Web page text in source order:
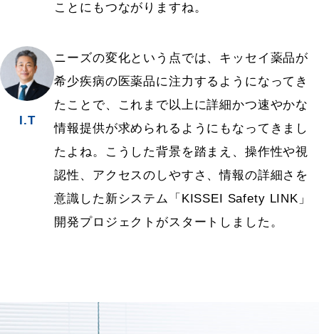
ことにもつながりますね。
I.T
ニーズの変化という点では、キッセイ薬品が
希少疾病の医薬品に注力するようになってき
たことで、これまで以上に詳細かつ速やかな
情報提供が求められるようにもなってきまし
たよね。こうした背景を踏まえ、操作性や視
認性、アクセスのしやすさ、情報の詳細さを
意識した新システム「KISSEI Safety LINK」
開発プロジェクトがスタートしました。